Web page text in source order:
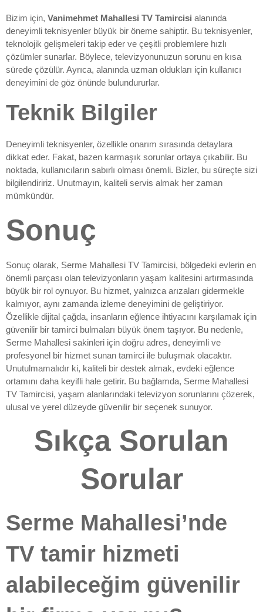
Bizim için, Vanimehmet Mahallesi TV Tamircisi alanında
deneyimli teknisyenler büyük bir öneme sahiptir. Bu teknisyenler,
teknolojik gelişmeleri takip eder ve çeşitli problemlere hızlı
çözümler sunarlar. Böylece, televizyonunuzun sorunu en kısa
sürede çözülür. Ayrıca, alanında uzman oldukları için kullanıcı
deneyimini de göz önünde bulundururlar.
Teknik Bilgiler
Deneyimli teknisyenler, özellikle onarım sırasında detaylara
dikkat eder. Fakat, bazen karmaşık sorunlar ortaya çıkabilir. Bu
noktada, kullanıcıların sabırlı olması önemli. Bizler, bu süreçte sizi
bilgilendiririz. Unutmayın, kaliteli servis almak her zaman
mümkündür.
Sonuç
Sonuç olarak, Serme Mahallesi TV Tamircisi, bölgedeki evlerin en
önemli parçası olan televizyonların yaşam kalitesini artırmasında
büyük bir rol oynuyor. Bu hizmet, yalnızca arızaları gidermekle
kalmıyor, aynı zamanda izleme deneyimini de geliştiriyor.
Özellikle dijital çağda, insanların eğlence ihtiyacını karşılamak için
güvenilir bir tamirci bulmaları büyük önem taşıyor. Bu nedenle,
Serme Mahallesi sakinleri için doğru adres, deneyimli ve
profesyonel bir hizmet sunan tamirci ile buluşmak olacaktır.
Unutulmamalıdır ki, kaliteli bir destek almak, evdeki eğlence
ortamını daha keyifli hale getirir. Bu bağlamda, Serme Mahallesi
TV Tamircisi, yaşam alanlarındaki televizyon sorunlarını çözerek,
ulusal ve yerel düzeyde güvenilir bir seçenek sunuyor.
Sıkça Sorulan
Sorular
Serme Mahallesi’nde
TV tamir hizmeti
alabileceğim güvenilir